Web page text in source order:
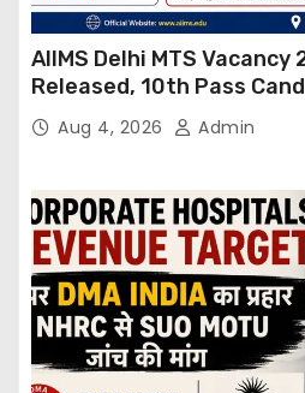
AIIMS Delhi MTS
Released, 10th Pass
Through Email
Aug 4, 2026 Admin